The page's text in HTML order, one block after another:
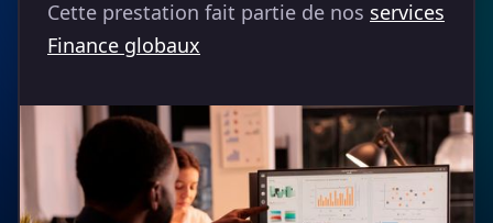
Cette prestation fait partie de nos services
Finance globaux